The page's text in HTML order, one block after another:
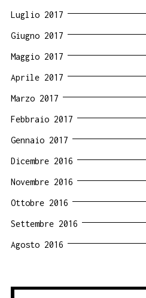
Luglio 2017
Giugno 2017
Maggio 2017
Aprile 2017
Marzo 2017
Febbraio 2017
Gennaio 2017
Dicembre 2016
Novembre 2016
Ottobre 2016
Settembre 2016
Agosto 2016